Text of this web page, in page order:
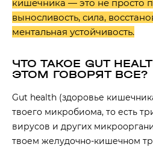
кишечника — это не просто
выносливость, сила,
ментальная устойчивость.
ЧТО ТАКОЕ GUT
ЭТОМ ГОВОРЯТ ВСЕ?
Gut health (здоровье
твоего микробиома, то есть
вирусов и других
твоем желудочно-кишечном